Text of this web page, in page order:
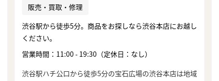
販売・買取・修理
渋谷駅から徒歩5分。商品をお探しなら渋谷本店にお越し
ください。
営業時間：11:00 - 19:30（定休日：なし）
渋谷駅ハチ公口から徒歩5分の宝石広場の渋谷本店は地域
まずは